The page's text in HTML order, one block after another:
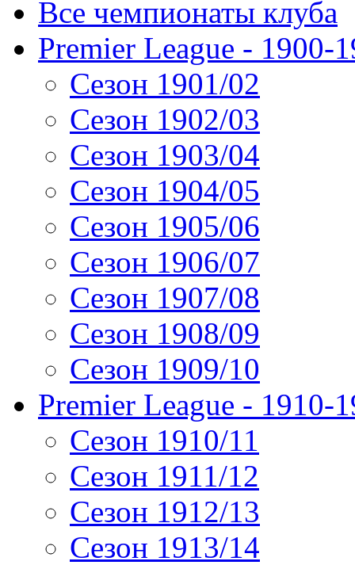
Все чемпионаты клуба
Premier League - 1900-
Сезон 1901/02
Сезон 1902/03
Сезон 1903/04
Сезон 1904/05
Сезон 1905/06
Сезон 1906/07
Сезон 1907/08
Сезон 1908/09
Сезон 1909/10
Premier League - 1910-
Сезон 1910/11
Сезон 1911/12
Сезон 1912/13
Сезон 1913/14